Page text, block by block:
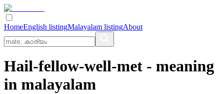
HomeEnglish listingMalayalam listingAbout
Hail-fellow-well-met - meaning
in malayalam